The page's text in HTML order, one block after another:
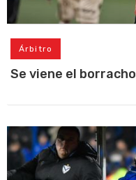
Árbitro
Se viene el borracho